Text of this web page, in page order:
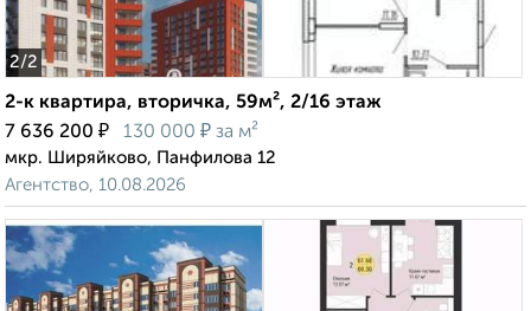
2/2
2-к квартира, вторичка, 59м², 2/16 этаж
7 636 200 ₽ 130 000 ₽ за м²
мкр. Ширяйково, Панфилова 12
Агентство, 10.08.2026